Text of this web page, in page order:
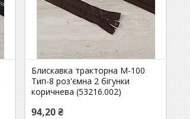
Блискавка тракторна М-100
Тип-8 роз'ємна 2 бігунки
коричнева (53216.002)
94,20 ₴